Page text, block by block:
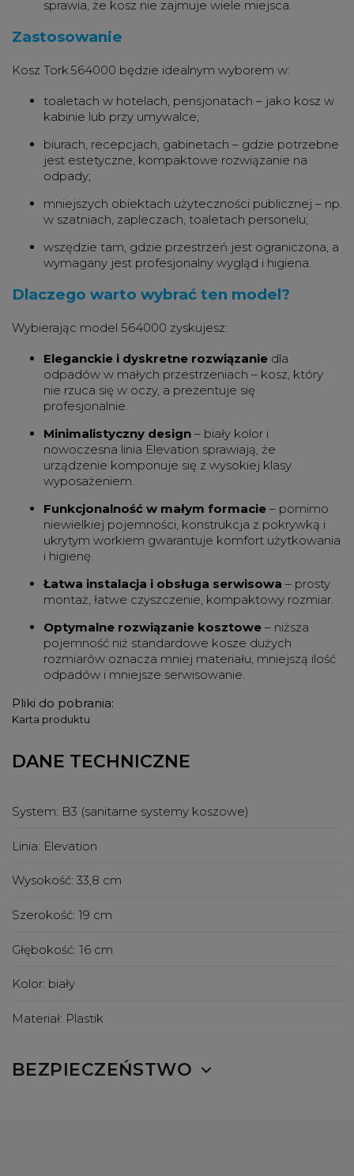
sprawia, że kosz nie zajmuje wiele miejsca.
Zastosowanie
Kosz Tork 564000 będzie idealnym wyborem w:
toaletach w hotelach, pensjonatach – jako kosz w
kabinie lub przy umywalce;
biurach, recepcjach, gabinetach – gdzie potrzebne
jest estetyczne, kompaktowe rozwiązanie na
odpady;
mniejszych obiektach użyteczności publicznej – np.
w szatniach, zapleczach, toaletach personelu;
wszędzie tam, gdzie przestrzeń jest ograniczona, a
wymagany jest profesjonalny wygląd i higiena.
Dlaczego warto wybrać ten model?
Wybierając model 564000 zyskujesz:
Eleganckie i dyskretne rozwiązanie dla
odpadów w małych przestrzeniach – kosz, który
nie rzuca się w oczy, a prezentuje się
profesjonalnie.
Minimalistyczny design – biały kolor i
nowoczesna linia Elevation sprawiają, że
urządzenie komponuje się z wysokiej klasy
wyposażeniem.
Funkcjonalność w małym formacie – pomimo
niewielkiej pojemności, konstrukcja z pokrywką i
ukrytym workiem gwarantuje komfort użytkowania
i higienę.
Łatwa instalacja i obsługa serwisowa – prosty
montaż, łatwe czyszczenie, kompaktowy rozmiar.
Optymalne rozwiązanie kosztowe – niższa
pojemność niż standardowe kosze dużych
rozmiarów oznacza mniej materiału, mniejszą ilość
odpadów i mniejsze serwisowanie.
Pliki do pobrania:
Karta produktu
DANE TECHNICZNE
System: B3 (sanitarne systemy koszowe)
Linia: Elevation
Wysokość: 33,8 cm
Szerokość: 19 cm
Głębokość: 16 cm
Kolor: biały
Materiał: Plastik
BEZPIECZEŃSTWO